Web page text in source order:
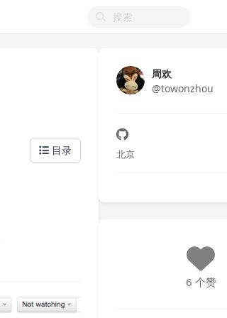
目录
周欢
@towonzhou
北京
6 个赞